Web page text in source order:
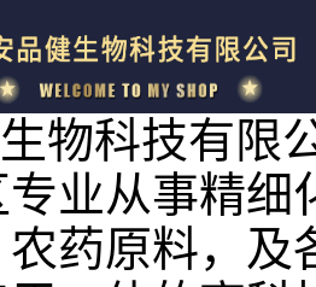
物科技有限
业从事精细
药原料，